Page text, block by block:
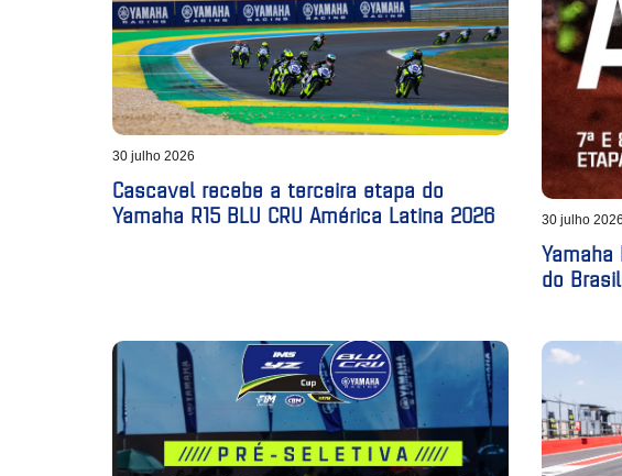
30 julho 2026
Cascavel recebe a terceira etapa do
Yamaha R15 BLU CRU América Latina 2026
30 julho 2026
do